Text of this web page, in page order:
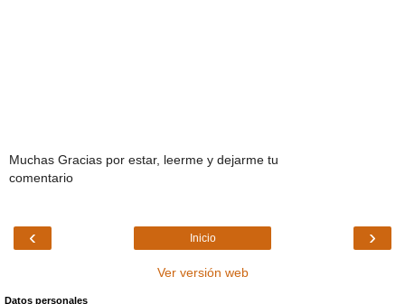
Muchas Gracias por estar, leerme y dejarme tu
comentario
‹ ›
Inicio
Ver versión web
Datos personales